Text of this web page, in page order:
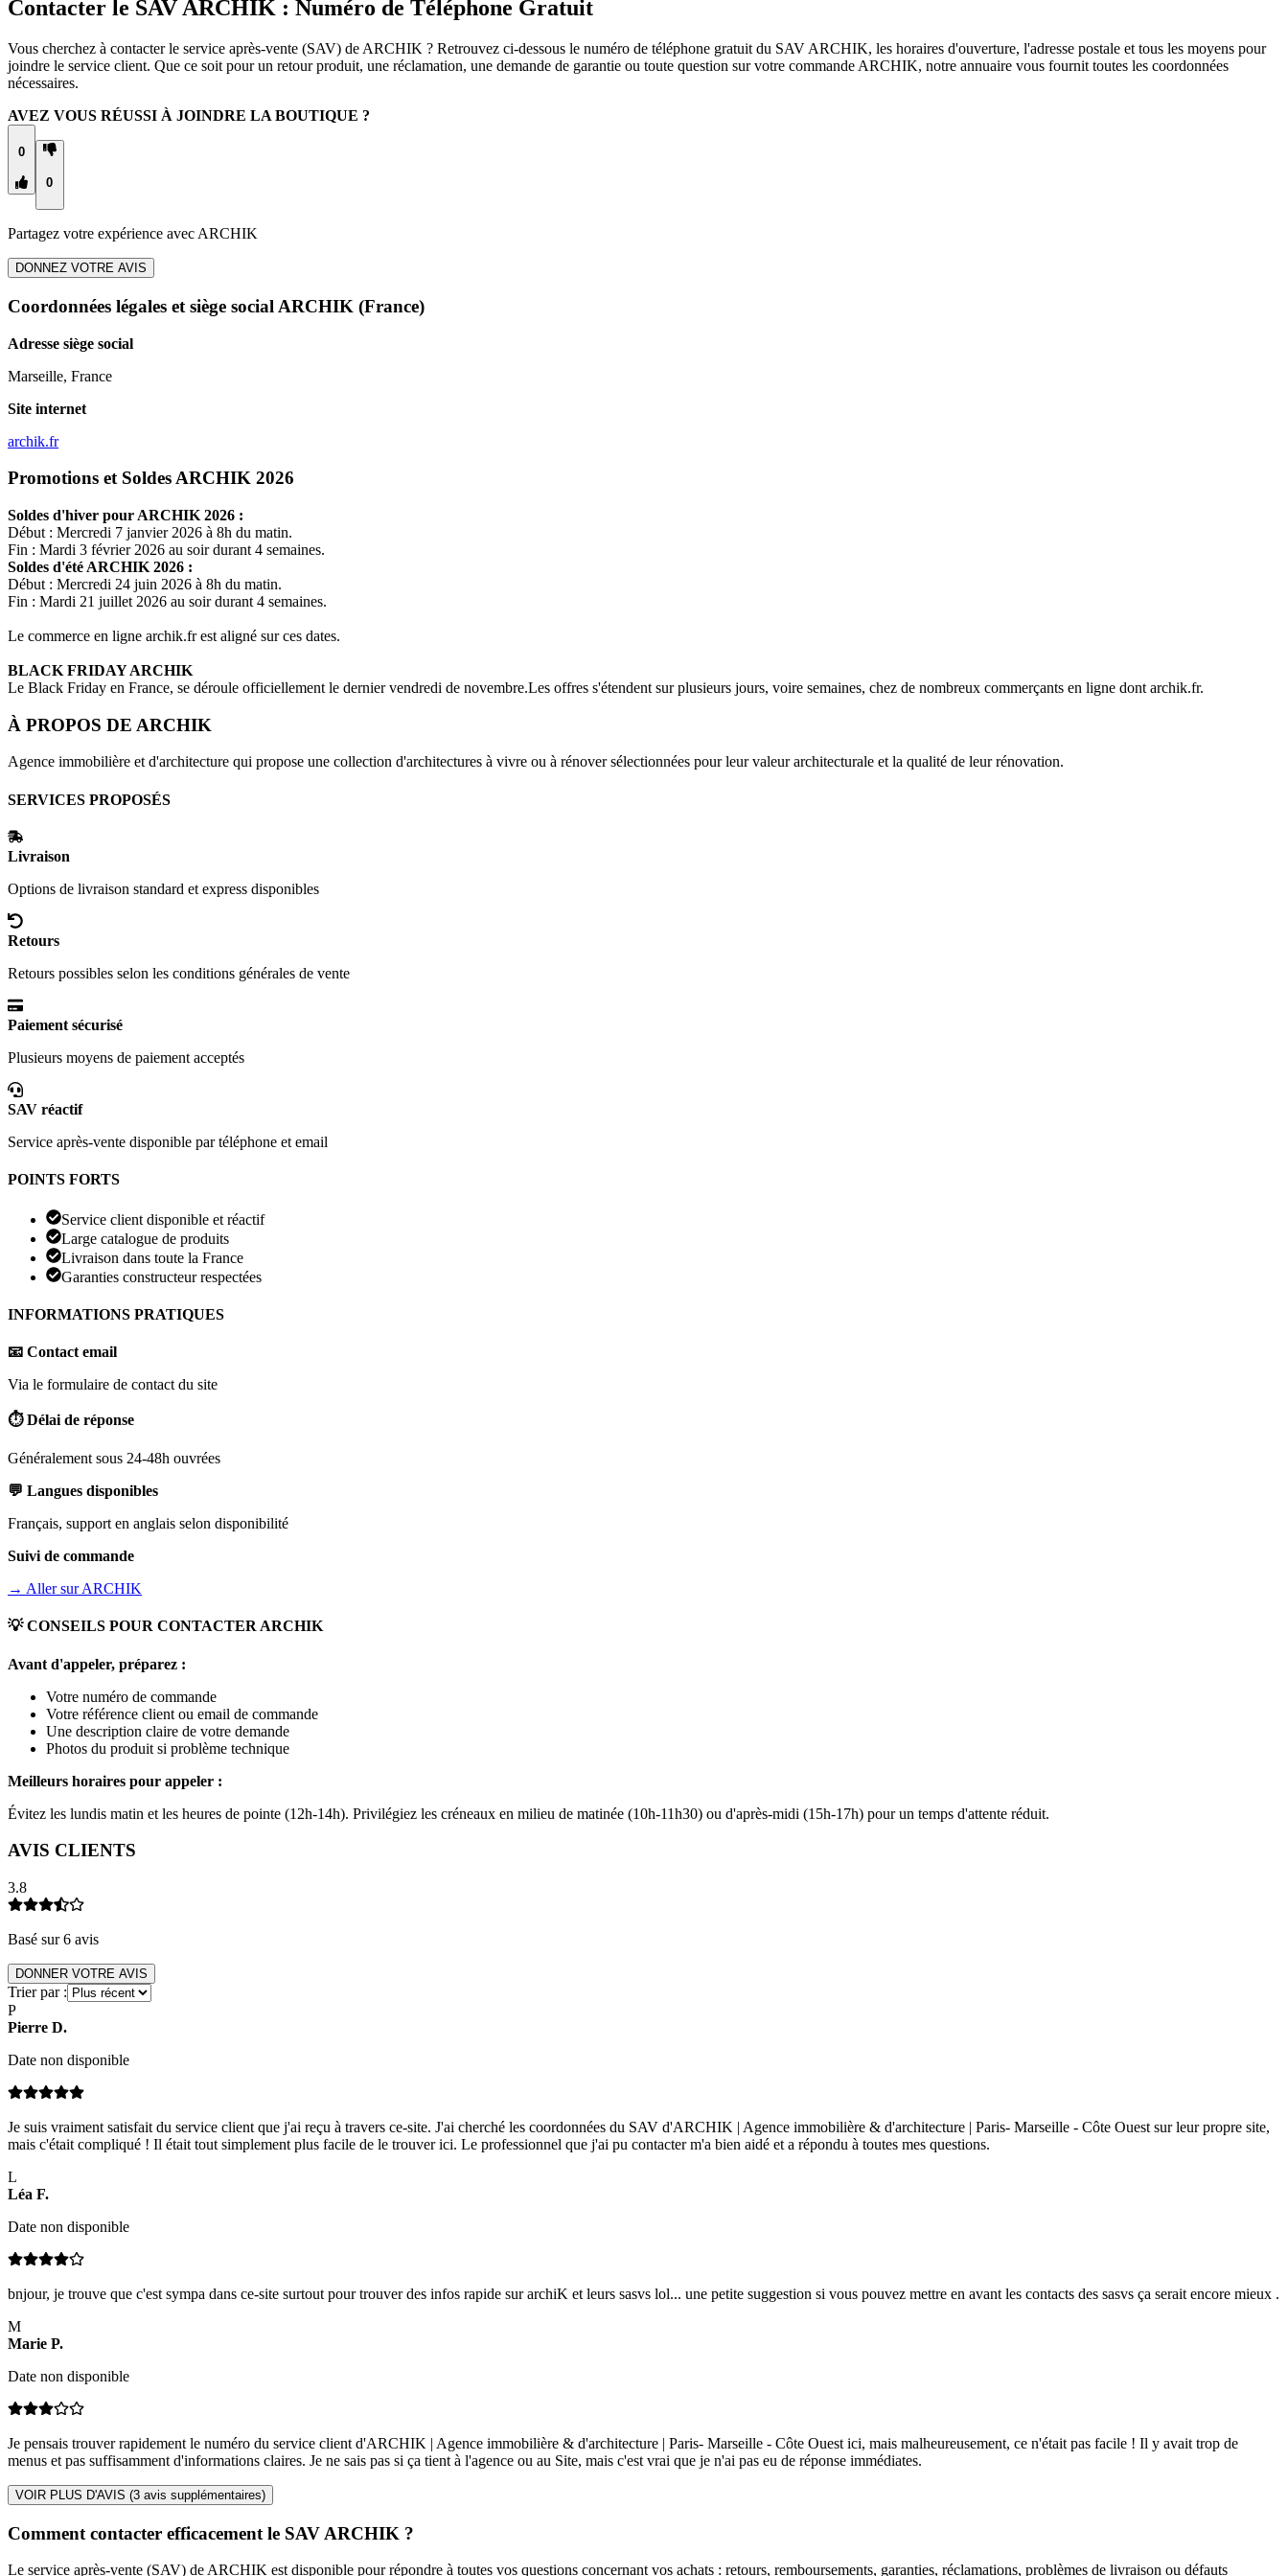
Contacter le SAV ARCHIK : Numéro de Téléphone Gratuit
Vous cherchez à contacter le service après-vente (SAV) de ARCHIK ? Retrouvez ci-dessous le numéro de téléphone gratuit du SAV ARCHIK, les horaires d'ouverture, l'adresse postale et tous les moyens pour
joindre le service client. Que ce soit pour un retour produit, une réclamation, une demande de garantie ou toute question sur votre commande ARCHIK, notre annuaire vous fournit toutes les coordonnées
nécessaires.
AVEZ VOUS RÉUSSI À JOINDRE LA BOUTIQUE ?
0
0
Partagez votre expérience avec ARCHIK
DONNEZ VOTRE AVIS
Coordonnées légales et siège social ARCHIK (France)
Adresse siège social
Marseille, France
Site internet
archik.fr
Promotions et Soldes ARCHIK 2026
Soldes d'hiver pour ARCHIK 2026 :
Début : Mercredi 7 janvier 2026 à 8h du matin.
Fin : Mardi 3 février 2026 au soir durant 4 semaines.
Soldes d'été ARCHIK 2026 :
Début : Mercredi 24 juin 2026 à 8h du matin.
Fin : Mardi 21 juillet 2026 au soir durant 4 semaines.
Le commerce en ligne archik.frest aligné sur ces dates.
BLACK FRIDAYARCHIK
Le Black Friday en France, se déroule officiellement le dernier vendredi de novembre.Les offres s'étendent sur plusieurs jours, voire semaines, chez de nombreux commerçants en ligne dont archik.fr.
À PROPOS DE ARCHIK
Agence immobilière et d'architecture qui propose une collection d'architectures à vivre ou à rénover sélectionnées pour leur valeur architecturale et la qualité de leur rénovation.
SERVICES PROPOSÉS
Livraison
Options de livraison standard et express disponibles
Retours
Retours possibles selon les conditions générales de vente
Paiement sécurisé
Plusieurs moyens de paiement acceptés
SAV réactif
Service après-vente disponible par téléphone et email
POINTS FORTS
Service client disponible et réactif
Large catalogue de produits
Livraison dans toute la France
Garanties constructeur respectées
INFORMATIONS PRATIQUES
📧 Contact email
Via le formulaire de contact du site
⏱️ Délai de réponse
Généralement sous 24-48h ouvrées
💬 Langues disponibles
Français, support en anglais selon disponibilité
Suivi de commande
→ Aller surARCHIK
💡 CONSEILS POUR CONTACTER ARCHIK
Avant d'appeler, préparez :
Votre numéro de commande
Votre référence client ou email de commande
Une description claire de votre demande
Photos du produit si problème technique
Meilleurs horaires pour appeler :
Évitez les lundis matin et les heures de pointe (12h-14h). Privilégiez les créneaux en milieu de matinée (10h-11h30) ou d'après-midi (15h-17h) pour un temps d'attente réduit.
AVIS CLIENTS
3.8
Basé sur6 avis
DONNER VOTRE AVIS
Trier par :
P
Pierre D.
Date non disponible
Je suis vraiment satisfait du service client que j'ai reçu à travers ce-site. J'ai cherché les coordonnées du SAV d'ARCHIK | Agence immobilière & d'architecture | Paris- Marseille - Côte Ouest sur leur propre site,
mais c'était compliqué ! Il était tout simplement plus facile de le trouver ici. Le professionnel que j'ai pu contacter m'a bien aidé et a répondu à toutes mes questions.
L
Léa F.
Date non disponible
bnjour, je trouve que c'est sympa dans ce-site surtout pour trouver des infos rapide sur archiK et leurs sasvs lol... une petite suggestion si vous pouvez mettre en avant les contacts des sasvs ça serait encore mieux .
M
Marie P.
Date non disponible
Je pensais trouver rapidement le numéro du service client d'ARCHIK | Agence immobilière & d'architecture | Paris- Marseille - Côte Ouest ici, mais malheureusement, ce n'était pas facile ! Il y avait trop de
menus et pas suffisamment d'informations claires. Je ne sais pas si ça tient à l'agence ou au Site, mais c'est vrai que je n'ai pas eu de réponse immédiates.
VOIR PLUS D'AVIS (3 avis supplémentaires)
Comment contacter efficacement le SAV ARCHIK ?
Le service après-vente (SAV) de ARCHIK est disponible pour répondre à toutes vos questions concernant vos achats : retours, remboursements, garanties, réclamations, problèmes de livraison ou défauts